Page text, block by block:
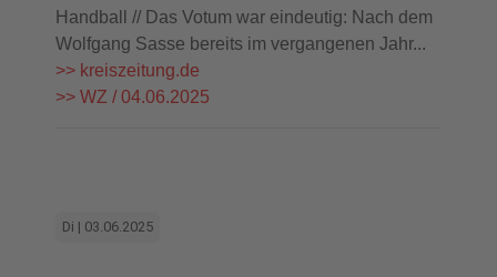
Handball // Das Votum war eindeutig: Nach dem
Wolfgang Sasse bereits im vergangenen Jahr...
>> kreiszeitung.de
>> WZ / 04.06.2025
Di | 03.06.2025